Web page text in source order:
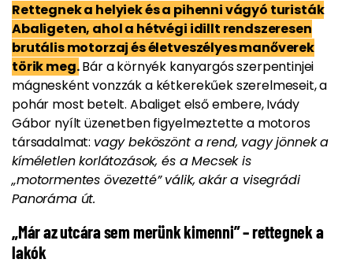
Rettegnek a helyiek és a pihenni vágyó turisták
Abaligeten, ahol a hétvégi idillt rendszeresen
brutális motorzaj és életveszélyes manőverek
törik meg.Bár a környék kanyargós szerpentinjei
mágnesként vonzzák a kétkerekűek szerelmeseit, a
pohár most betelt. Abaliget első embere, Ivády
Gábor nyílt üzenetben figyelmeztette a motoros
társadalmat: vagy beköszönt a rend, vagy jönnek a
kíméletlen korlátozások, és a Mecsek is
„motormentes övezetté” válik, akár a visegrádi
Panoráma út.
„Már az utcára sem merünk kimenni” – rettegnek a
lakók